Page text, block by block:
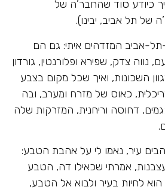
כיודע סוד שהחבר’ה של
של תל אביב, יבינו).
תל-אביב המזדהים איתי: גם הם
נווה צדק, שפירא ופלורנטין, גורדון
השכונות, ואיך שכל מקום בצבע
כאוס של מזרח ומערב, ובה
דחוסה וריחנית, המזרקות שלה
עיר, נאמו לי על אהבת הטבע:
אמרתי שכאילו דה, הטבע
הוא לחיות בעיר ולבוא אל הטבע,